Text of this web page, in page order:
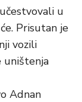
u
Prisutan je
vozili
uništenja
Adnan